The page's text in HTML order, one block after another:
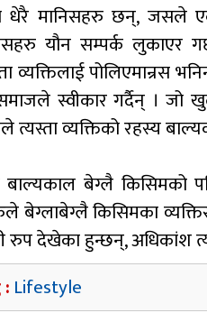
धेरै मानिसहरु छन्, जसले
यौन सम्पर्क लुकाएर
व्यक्तिलाई पोलिएमान्रस
स्वीकार गर्दैन् । जो
त्यस्ता व्यक्तिको रहस्य
बाल्यकाल बेग्लै
बेग्लाबेग्लै किसिमका
रुप देखेका हुन्छन्, अधिकांश
:Lifestyle